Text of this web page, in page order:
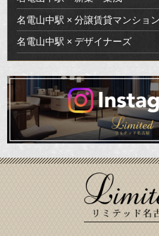
名電山中駅 × 分譲賃貸マンション
名電山中駅 × デザイナーズ